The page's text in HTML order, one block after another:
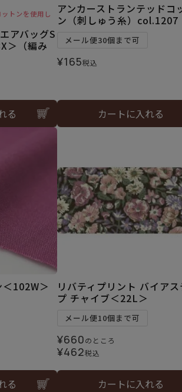
トンを使用し
アバッグS
＞（編み
る
アンカーストランテッドコ
ン（刺しゅう糸）col.1207
メール便30個まで可
¥165税込
カートに入れる
102W＞
る
リバティプリント バイアス
プ チャイブ＜22L＞
メール便10個まで可
¥660のところ
¥462税込
カートに入れる